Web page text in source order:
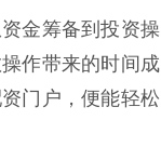
金筹备到投资操
作带来的时间成
门户，便能轻松